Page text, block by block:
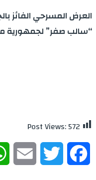
“سالب صفر”
Post Views:572
Facebook
Twitter